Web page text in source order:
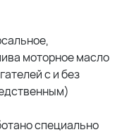
моторное масло
с и без
специально